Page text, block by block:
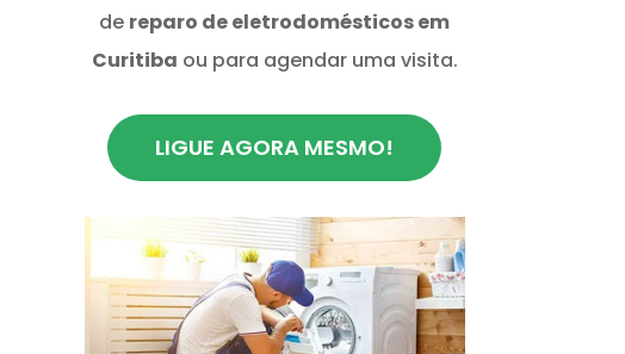
de reparo de eletrodomésticos em
Curitiba ou para agendar uma visita.
LIGUE AGORA MESMO!